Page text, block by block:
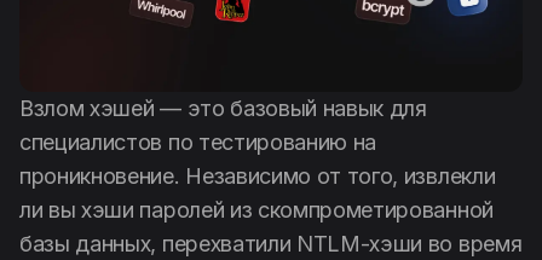
Взлом хэшей — это базовый навык для
специалистов по тестированию на
проникновение. Независимо от того, извлекли
ли вы хэши паролей из скомпрометированной
базы данных, перехватили NTLM-хэши во время